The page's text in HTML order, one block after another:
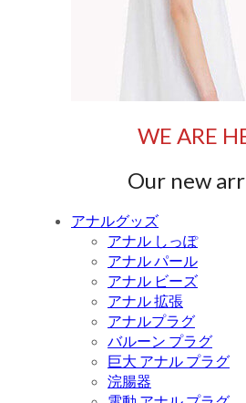
WE ARE
Our new
アナルグッズ
アナル しっぽ
アナル パール
アナル ビーズ
アナル 拡張
アナルプラグ
バルーン プラグ
巨大 アナル プラグ
浣腸器